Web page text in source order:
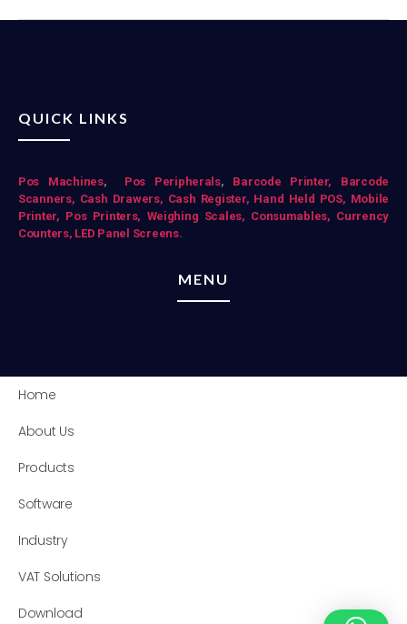
QUICK LINKS
Pos Mac hines, Pos Peripherals, Barcode Printer,
Barcode
Scanners, Cash Drawers, Cash Register, Hand Held POS, Mobile
Printer, Pos Printers, Weighing Scales, Consumables, Currency
Counters, LED Panel Screens.
MENU
Home
About Us
Products
Software
Industry
VAT Solutions
Download